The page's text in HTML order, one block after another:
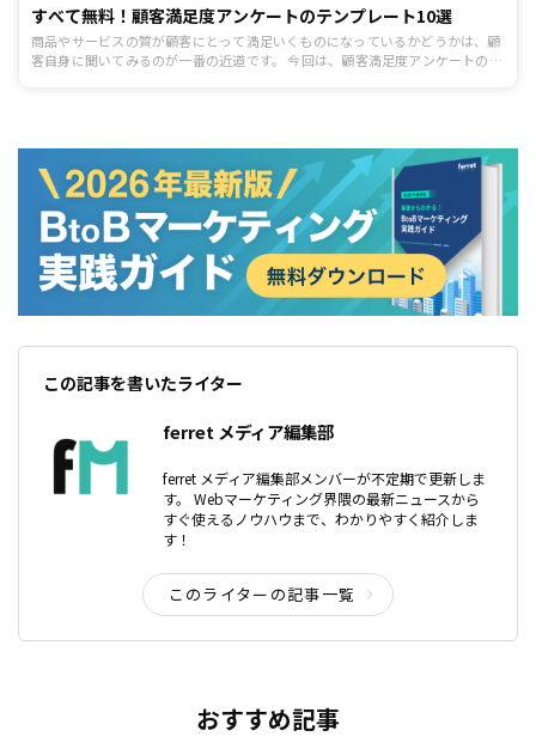
すべて無料！顧客満足度アンケートのテンプレート10選
商品やサービスの質が顧客にとって満足いくものになっているかどうかは、顧
客自身に聞いてみるのが一番の近道です。 今回は、顧客満足度アンケートのテ
この記事を書いたライター
ferret メディア編集部
ferret メディア編集部メンバーが不定期で更新しま
す。 Webマーケティング界隈の最新ニュースから
すぐ使えるノウハウまで、わかりやすく紹介しま
す！
このライターの記事一覧
おすすめ記事